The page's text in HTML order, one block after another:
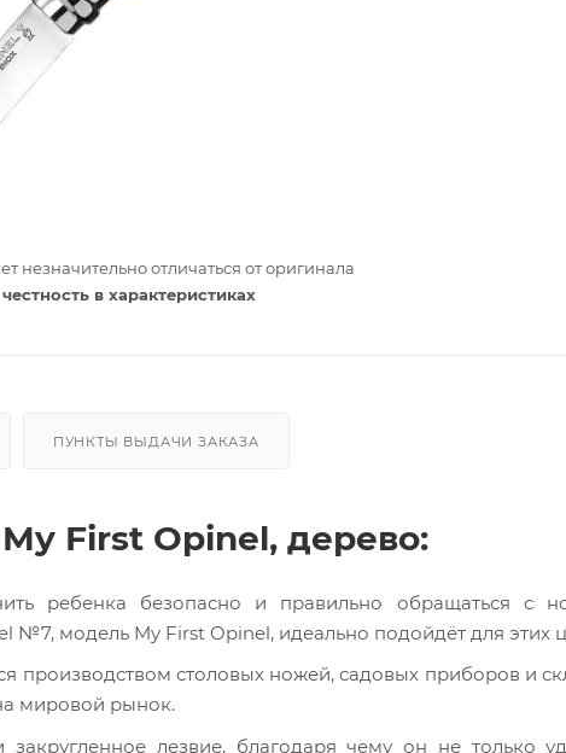
незначительно отличаться от оригинала
в характеристиках
ПУНКТЫ ВЫДАЧИ ЗАКАЗА
First Opinel, дерево:
ребенка безопасно и правильно обращаться с
№7, модель My First Opinel, идеально подойдёт для этих
производством столовых ножей, садовых приборов и
мировой рынок.
лезвие, благодаря чему он не только